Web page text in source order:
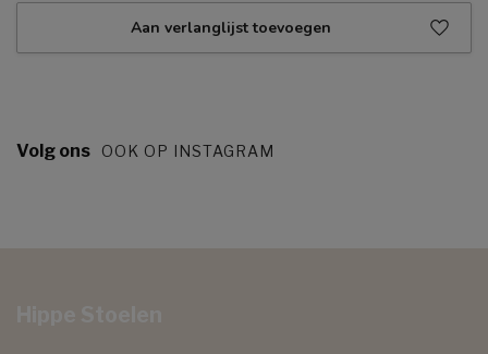
Aan verlanglijst toevoegen
Volg ons OOK OP INSTAGRAM